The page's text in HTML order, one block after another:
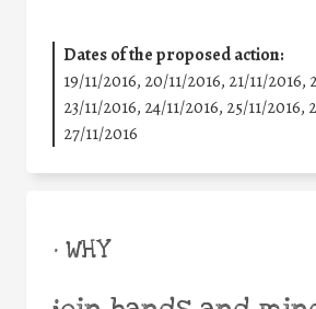
Dates of the proposed action:
19/11/2016, 20/11/2016, 21/11/2016,
23/11/2016, 24/11/2016, 25/11/2016,
27/11/2016
• WHY